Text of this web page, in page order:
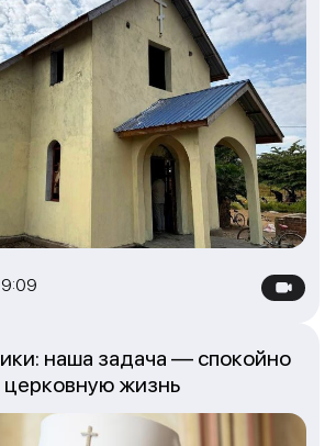
наша задача — спокойно
церковную жизнь